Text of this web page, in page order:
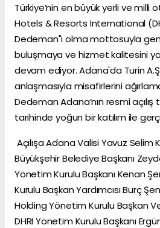
Türkiye’nin en büyük yerli ve milli
Hotels & Resorts International
Dedeman"ı olma mottosuyla
buluşmaya ve hizmet kalitesini
devam ediyor. Adana'da Turin
anlaşmasıyla misafirlerini
Dedeman Adana’nın resmi
tarihinde yoğun bir katılım ile
Açılışa Adana Valisi Yavuz Selim
Büyükşehir Belediye Başkanı
Yönetim Kurulu Başkanı Kenan
Kurulu Başkan Yardımcısı Burç
Holding Yönetim Kurulu Başkan
DHRI Yönetim Kurulu Başkanı